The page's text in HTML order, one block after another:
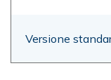
Versione